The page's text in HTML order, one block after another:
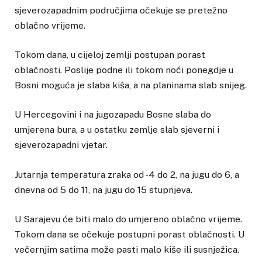
sjeverozapadnim područjima očekuje se pretežno
oblačno vrijeme.
Tokom dana, u cijeloj zemlji postupan porast
oblačnosti. Poslije podne ili tokom noći ponegdje u
Bosni moguća je slaba kiša, a na planinama slab snijeg.
U Hercegovini i na jugozapadu Bosne slaba do
umjerena bura, a u ostatku zemlje slab sjeverni i
sjeverozapadni vjetar.
Jutarnja temperatura zraka od -4 do 2, na jugu do 6, a
dnevna od 5 do 11, na jugu do 15 stupnjeva.
U Sarajevu će biti malo do umjereno oblačno vrijeme.
Tokom dana se očekuje postupni porast oblačnosti. U
večernjim satima može pasti malo kiše ili susnježica.